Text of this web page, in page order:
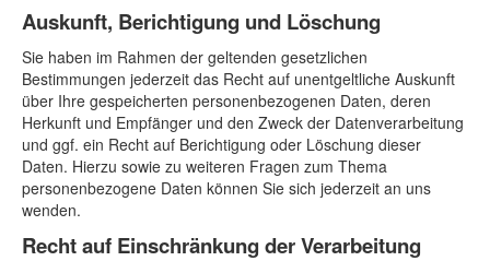
Auskunft, Berichtigung und Löschung
Sie haben im Rahmen der geltenden gesetzlichen
Bestimmungen jederzeit das Recht auf unentgeltliche Auskunft
über Ihre gespeicherten personenbezogenen Daten, deren
Herkunft und Empfänger und den Zweck der Datenverarbeitung
und ggf. ein Recht auf Berichtigung oder Löschung dieser
Daten. Hierzu sowie zu weiteren Fragen zum Thema
personenbezogene Daten können Sie sich jederzeit an uns
wenden.
Recht auf Einschränkung der Verarbeitung